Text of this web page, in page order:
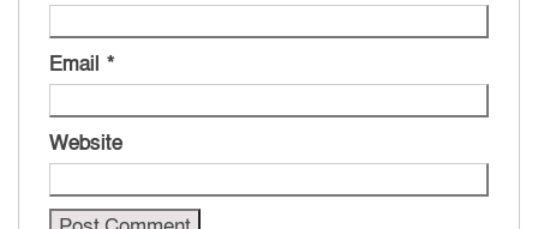
Email *
Website